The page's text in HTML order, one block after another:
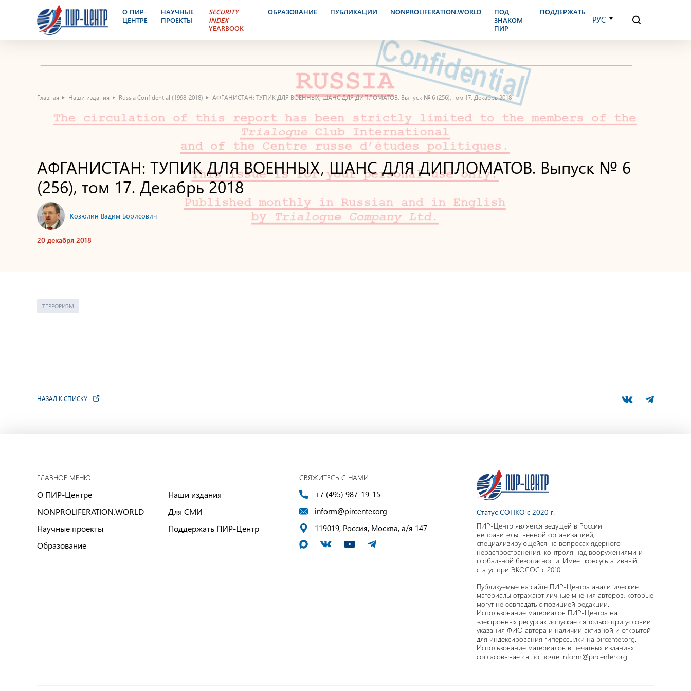
О ПИР-
ЦЕНТРЕ
НАУЧНЫЕ
ПРОЕКТЫ
SECURITY
INDEX
YEARBOOK
ОБРАЗОВАНИЕ ПУБЛИКАЦИИ NONPROLIFERATION.WORLD
ПОД
ЗНАКОМ
ПИР
ПОДДЕРЖАТЬ
РУС
Главная Наши издания Russia Confidential (1998-2018) АФГАНИСТАН: ТУПИК ДЛЯ ВОЕННЫХ, ШАНС ДЛЯ ДИПЛОМАТОВ. Выпуск № 6 (256), том 17. Декабрь 2018
АФГАНИСТАН: ТУПИК ДЛЯ ВОЕННЫХ, ШАНС ДЛЯ ДИПЛОМАТОВ. Выпуск № 6
(256), том 17. Декабрь 2018
Козюлин Вадим Борисович
20 декабря 2018
ТЕРРОРИЗМ
НАЗАД К СПИСКУ
ГЛАВНОЕ МЕНЮ
О ПИР-Центре
NONPROLIFERATION.WORLD
Научные проекты
Образование
Наши издания
Для СМИ
Поддержать ПИР-Центр
СВЯЖИТЕСЬ С НАМИ
+7 (495) 987-19-15
inform@pircenter.org
119019, Россия, Москва, а/я 147
Статус СОНКО с 2020 г.
ПИР-Центр является ведущей в России
неправительственной организацией,
специализирующейся на вопросах ядерного
нераспространения, контроля над вооружениями и
глобальной безопасности. Имеет консультативный
статус при ЭКОСОС с 2010 г.
Публикуемые на сайте ПИР-Центра аналитические
материалы отражают личные мнения авторов, которые
могут не совпадать с позицией редакции.
Использование материалов ПИР-Центра на
электронных ресурсах допускается только при условии
указания ФИО автора и наличии активной и открытой
для индексирования гиперссылки на pircenter.org.
Использование материалов в печатных изданиях
согласовывается по почте inform@pircenter.org